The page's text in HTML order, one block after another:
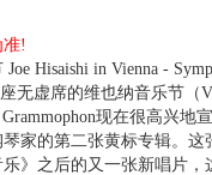
!
Hisaishi in Vienna -
座无虚席的维也纳音乐节
现在很高兴
家的第二张黄标专辑。
》之后的又一张新唱片，